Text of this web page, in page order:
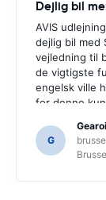
AVIS
dejlig bil med
vejledning til
de vigtigste
engelsk ville
for denne
vejledning,
have regnet
G